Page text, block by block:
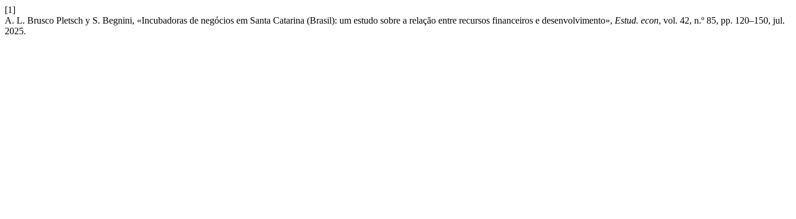
[1]
A. L. Brusco Pletsch y S. Begnini, «Incubadoras de negócios em Santa Catarina (Brasil): um estudo sobre a relação entre recursos financeiros e desenvolvimento», Estud. econ, vol. 42, n.º 85, pp. 120–150, jul.
2025.